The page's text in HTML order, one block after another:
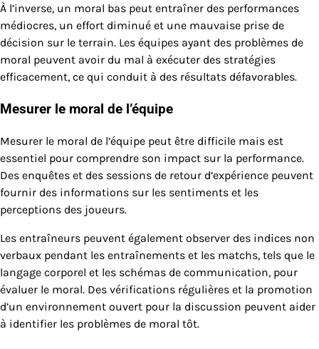
À l’inverse, un moral bas peut entraîner des performances
médiocres, un effort diminué et une mauvaise prise de
décision sur le terrain. Les équipes ayant des problèmes de
moral peuvent avoir du mal à exécuter des stratégies
efficacement, ce qui conduit à des résultats défavorables.
Mesurer le moral de l’équipe
Mesurer le moral de l’équipe peut être difficile mais est
essentiel pour comprendre son impact sur la performance.
Des enquêtes et des sessions de retour d’expérience peuvent
fournir des informations sur les sentiments et les
perceptions des joueurs.
Les entraîneurs peuvent également observer des indices non
verbaux pendant les entraînements et les matchs, tels que le
langage corporel et les schémas de communication, pour
évaluer le moral. Des vérifications régulières et la promotion
d’un environnement ouvert pour la discussion peuvent aider
à identifier les problèmes de moral tôt.